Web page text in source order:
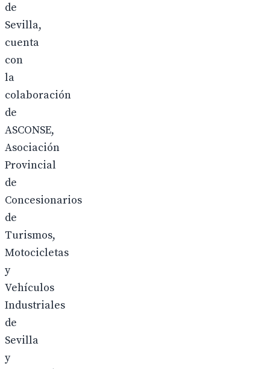
de
Sevilla,
cuenta
con
la
colaboración
de
ASCONSE,
Asociación
Provincial
de
Concesionarios
de
Turismos,
Motocicletas
y
Vehículos
Industriales
de
Sevilla
y